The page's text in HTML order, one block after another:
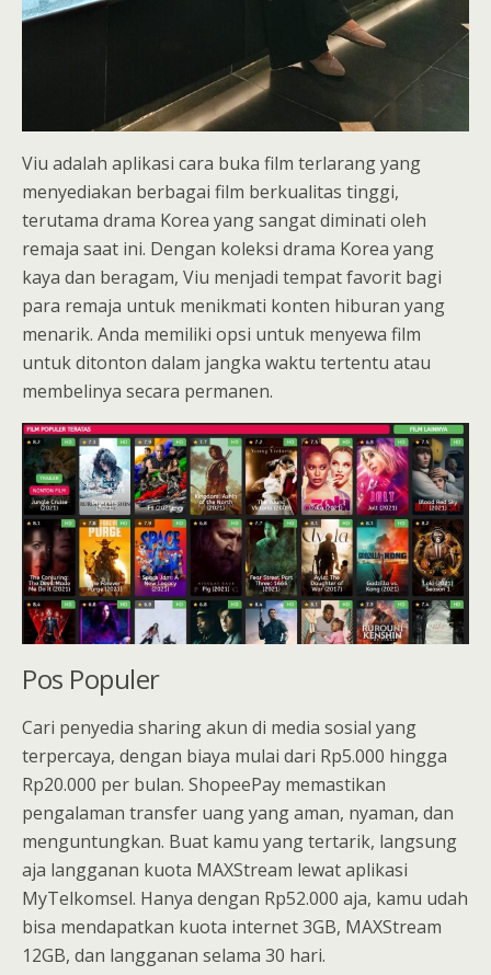
Viu adalah aplikasi cara buka film terlarang yang
menyediakan berbagai film berkualitas tinggi,
terutama drama Korea yang sangat diminati oleh
remaja saat ini. Dengan koleksi drama Korea yang
kaya dan beragam, Viu menjadi tempat favorit bagi
para remaja untuk menikmati konten hiburan yang
menarik. Anda memiliki opsi untuk menyewa film
untuk ditonton dalam jangka waktu tertentu atau
membelinya secara permanen.
Pos Populer
Cari penyedia sharing akun di media sosial yang
terpercaya, dengan biaya mulai dari Rp5.000 hingga
Rp20.000 per bulan. ShopeePay memastikan
pengalaman transfer uang yang aman, nyaman, dan
menguntungkan. Buat kamu yang tertarik, langsung
aja langganan kuota MAXStream lewat aplikasi
MyTelkomsel. Hanya dengan Rp52.000 aja, kamu udah
bisa mendapatkan kuota internet 3GB, MAXStream
12GB, dan langganan selama 30 hari.